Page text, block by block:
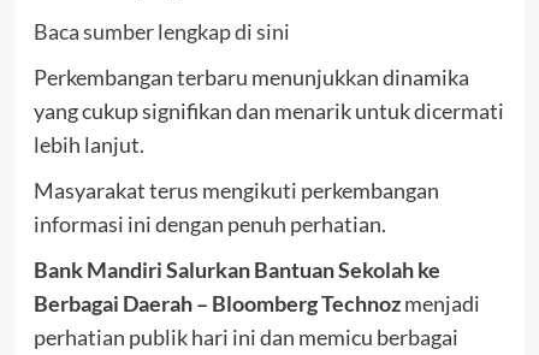
Baca sumber lengkap di sini
Perkembangan terbaru menunjukkan dinamika
yang cukup signifikan dan menarik untuk dicermati
lebih lanjut.
Masyarakat terus mengikuti perkembangan
informasi ini dengan penuh perhatian.
Bank Mandiri Salurkan Bantuan Sekolah ke
Berbagai Daerah – Bloomberg Technozmenjadi
perhatian publik hari ini dan memicu berbagai